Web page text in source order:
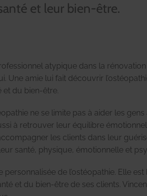
et leur bien-être.
atypique dans la
Une amie lui fait découvrir
et du bien-être.
ne se limite pas à aider les
à retrouver leur équilibre
les clients dans leur
santé, physique, émotionnelle et
de l’ostéopathie. Elle
et du bien-être de ses clients.